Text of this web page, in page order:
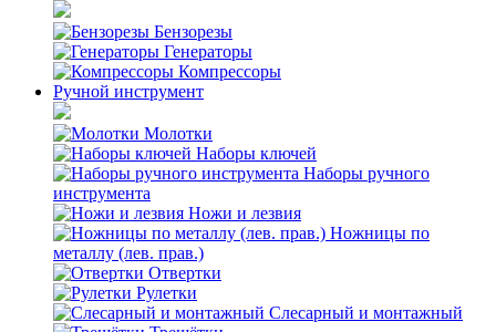
Бензорезы
Генераторы
Компрессоры
Ручной инструмент
Молотки
Наборы ключей
Наборы ручного
инструмента
Ножи и лезвия
Ножницы по
металлу (лев. прав.)
Отвертки
Рулетки
Слесарный и монтажный